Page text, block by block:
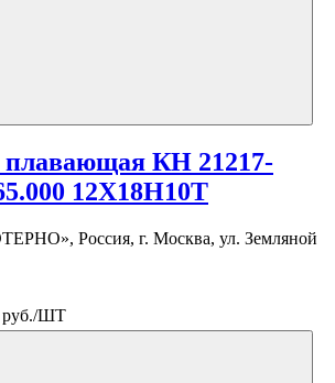
КН 21217-
12Х18Н10Т
Россия, г. Москва, ул. Земляной
руб./ШТ